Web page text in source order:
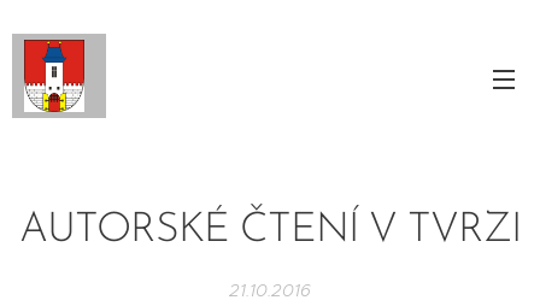
AUTORSKÉ ČTENÍ V TVRZI
21.10.2016